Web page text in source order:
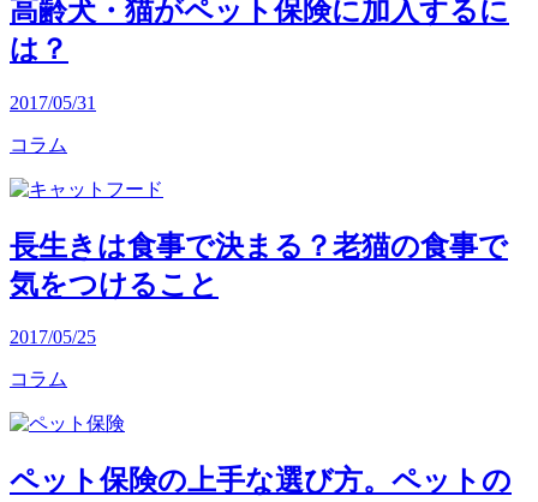
高齢犬・猫がペット保険に加入するに
は？
2017/05/31
コラム
長生きは食事で決まる？老猫の食事で
気をつけること
2017/05/25
コラム
ペット保険の上手な選び方。ペットの